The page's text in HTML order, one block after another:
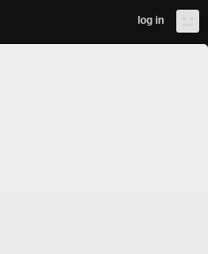
log in